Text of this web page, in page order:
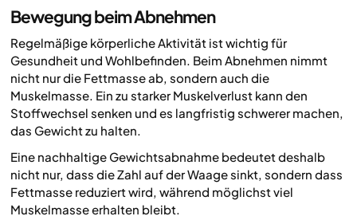
Bewegung beim Abnehmen
Regelmäßige körperliche Aktivität ist wichtig für
Gesundheit und Wohlbefinden. Beim Abnehmen nimmt
nicht nur die Fettmasse ab, sondern auch die
Muskelmasse. Ein zu starker Muskelverlust kann den
Stoffwechsel senken und es langfristig schwerer machen,
das Gewicht zu halten.
Eine nachhaltige Gewichtsabnahme bedeutet deshalb
nicht nur, dass die Zahl auf der Waage sinkt, sondern dass
Fettmasse reduziert wird, während möglichst viel
Muskelmasse erhalten bleibt.